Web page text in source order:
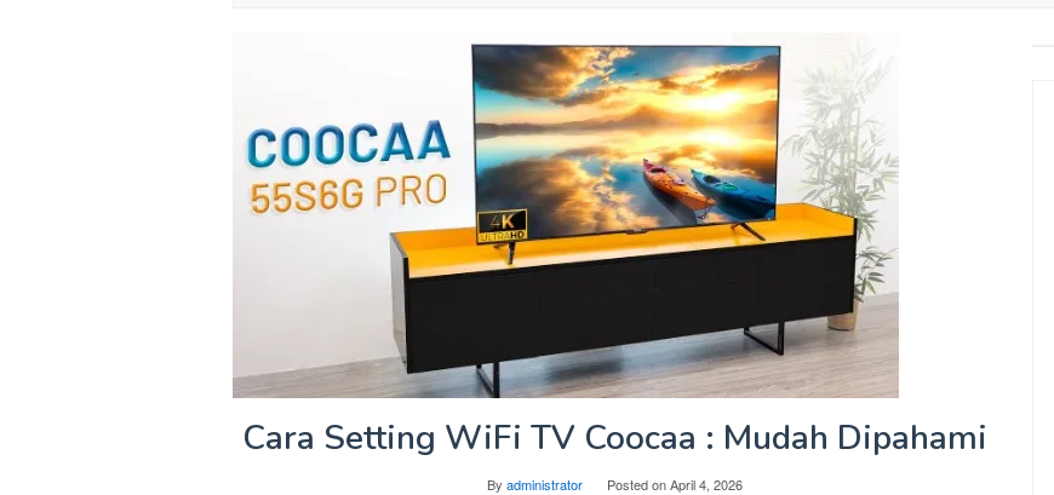
Cara Setting WiFi TV Coocaa : Mudah Dipahami
By administrator Posted onApril 4, 2026